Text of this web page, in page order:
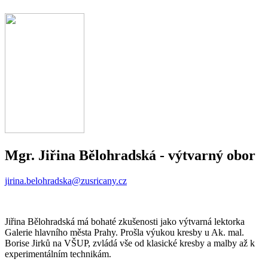
Mgr. Jiřina Bělohradská - výtvarný obor
jirina.belohradska@zusricany.cz
Jiřina Bělohradská má bohaté zkušenosti jako výtvarná lektorka
Galerie hlavního města Prahy. Prošla výukou kresby u Ak. mal.
Borise Jirků na VŠUP, zvládá vše od klasické kresby a malby až k
experimentálním technikám.